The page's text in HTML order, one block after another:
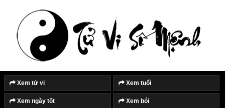
Xem tử vi Xem tuổi
Xem ngày tốt Xem bói